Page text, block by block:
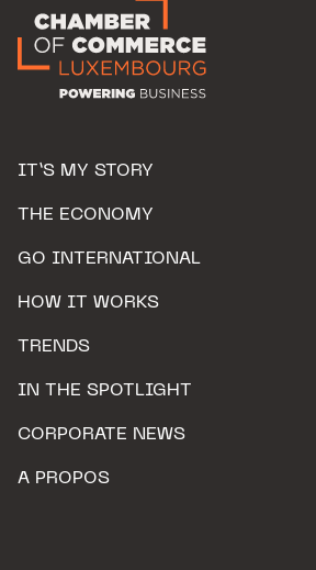
IT’S MY STORY
THE ECONOMY
GO INTERNATIONAL
HOW IT WORKS
TRENDS
IN THE SPOTLIGHT
CORPORATE NEWS
A PROPOS